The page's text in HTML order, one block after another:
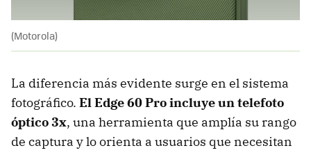
(Motorola)
La diferencia más evidente surge en el sistema
fotográfico. El Edge 60 Pro incluye untelefoto
óptico 3x, una herramienta que amplía su rango
de captura y lo orienta a usuarios que necesitan